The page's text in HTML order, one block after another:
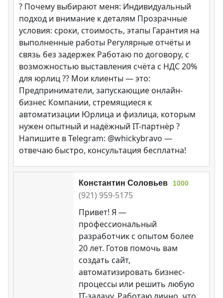
? Почему выбирают меня: Индивидуальный
подход и внимание к деталям Прозрачные
условия: сроки, стоимость, этапы Гарантия на
выполненные работы Регулярные отчёты и
связь без задержек Работаю по договору, с
возможностью выставления счёта с НДС 20%
для юрлиц ?? Мои клиенты — это:
Предприниматели, запускающие онлайн-
бизнес Компании, стремящиеся к
автоматизации Юрлица и физлица, которым
нужен опытный и надёжный IT-партнёр ?
Напишите в Telegram: @whickybravo —
отвечаю быстро, консультация бесплатна!
Константин Соловьев 1000
(921) 959-5175
Привет! Я —
профессиональный
разработчик с опытом более
20 лет. Готов помочь вам
создать сайт,
автоматизировать бизнес-
процессы или решить любую